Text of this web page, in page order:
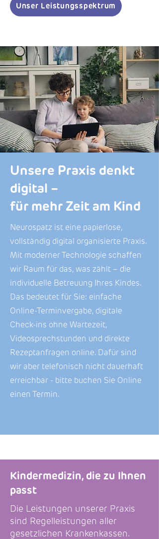
Unser Leistungsspektrum
Unsere Praxis denkt
digital –
für mehr Zeit am Kind
Neurospatz ist eine papierlose,
vollständig digital organisierte Praxis.
Mit moderner Technologie schaffen
wir Raum für das, was zählt – die
individuelle Betreuung Ihres Kindes.
Das bedeutet für Sie: einfache
Online-Terminvergabe, digitale
Check-ins ohne Wartezeit,
Videosprechstunden und direkte
Rezeptanfragen online. Dafür sind
wir aber telefonisch nicht dauerhaft
erreichbar - bitte buchen Sie Online
einen Termin.
Kindermedizin, die zu Ihnen
passt
Die Leistungen unserer Praxis
sind Regelleistungen aller
gesetzlichen Krankenkassen.